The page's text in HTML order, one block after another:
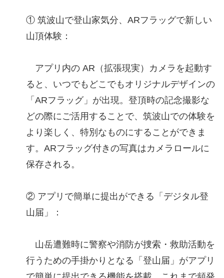
① 筑波山で登山家気分、ARフラッグで新しい
山頂体験：
アプリ内の AR（拡張現実）カメラを起動す
ると、いつでもどこでもオリジナルデザインの
「ARフラッグ」が出現。登頂時の記念撮影な
どの際にご活用することで、筑波山での体験を
より楽しく、特別なものにすることができま
す。ARフラッグ付きの写真はカメラロールに
保存される。
② アプリで簡単に提出ができる「デジタル登
山届」：
山岳遭難時に警察や消防が捜索・救助活動を
行うための手掛かりとなる「登山届」がアプリ